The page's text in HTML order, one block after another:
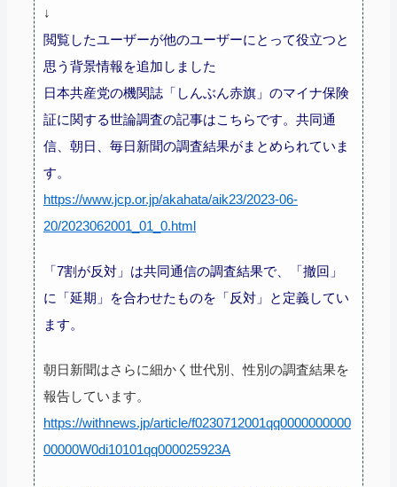
↓
閲覧したユーザーが他のユーザーにとって役立つと
思う背景情報を追加しました
日本共産党の機関誌「しんぶん赤旗」のマイナ保険
証に関する世論調査の記事はこちらです。共同通
信、朝日、毎日新聞の調査結果がまとめられていま
す。
https://www.jcp.or.jp/akahata/aik23/2023-06-
20/2023062001_01_0.html
「7割が反対」は共同通信の調査結果で、「撤回」
に「延期」を合わせたものを「反対」と定義してい
ます。
朝日新聞はさらに細かく世代別、性別の調査結果を
報告しています。
https://withnews.jp/article/f0230712001qq0000000000
00000W0di10101qq000025923A